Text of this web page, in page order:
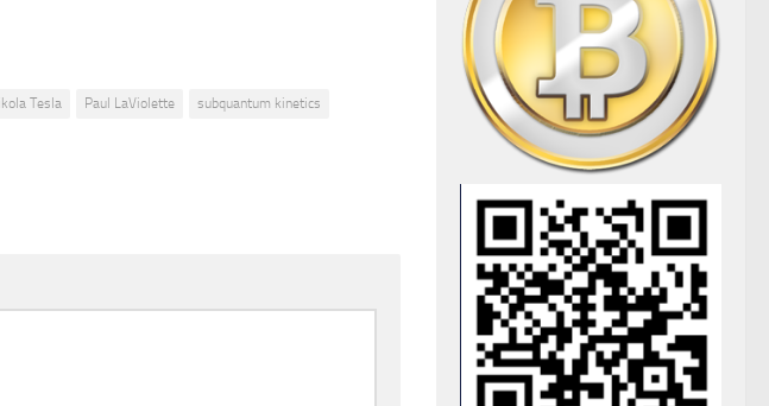
Tesla Paul LaViolette
subquantum kinetics